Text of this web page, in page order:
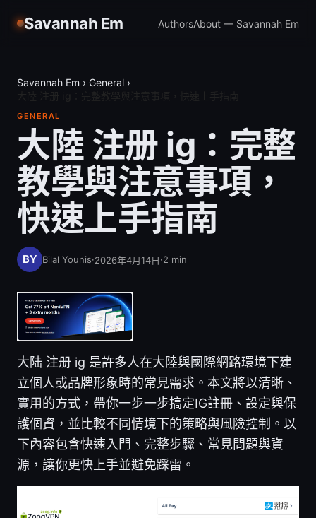
Savannah Em AuthorsAbout — Savannah Em
Savannah Em › General ›
GENERAL
大陸 注册 ig：完整
教學與注意事項，
快速上手指南
Bilal Younis·2026年4月14日·2 min
大陆 注册 ig 是許多人在大陸與國際網路環境下建
立個人或品牌形象時的常見需求。本文將以清晰、
實用的方式，帶你一步一步搞定IG註冊、設定與保
護個資，並比較不同情境下的策略與風險控制。以
下內容包含快速入門、完整步驟、常見問題與資
源，讓你更快上手並避免踩雷。